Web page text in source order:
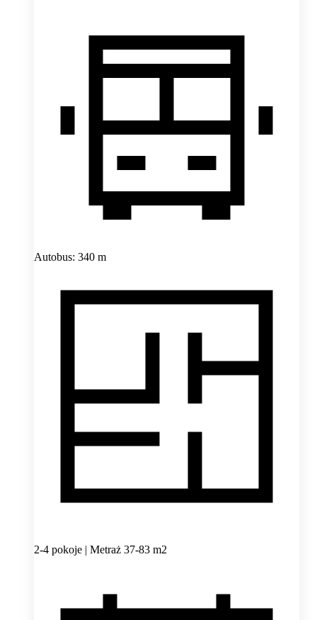
Autobus: 340 m
2-4 pokoje | Metraż 37-83 m2